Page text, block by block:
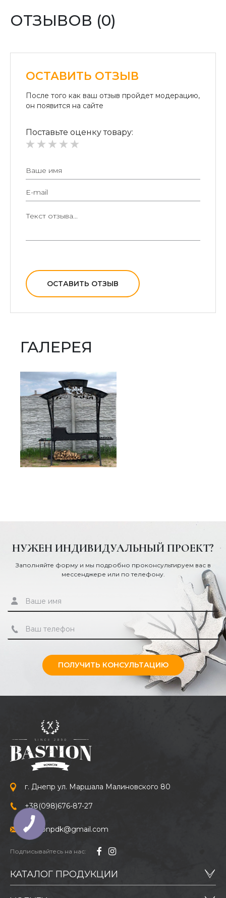
долговечностью;
экологичностью;
многофункциональностью.
хранить дрова, а значит подкидывать их время от
времени при необходимости, а не тратить время,
«Райффайзен Банк Аваль»
Безналичный расчет для юридических лиц:
ОТЗЫВОВ (0)
ОСТАВИТЬ ОТЗЫВ
После того как ваш отзыв пройдет модерацию,
он появится на сайте
Поставьте оценку товару:
ОСТАВИТЬ ОТЗЫВ
ГАЛЕРЕЯ
НУЖЕН ИНДИВИДУАЛЬНЫЙ ПРОЕКТ?
Заполняйте форму и мы подробно проконсультируем вас в
мессенджере или по телефону.
ПОЛУЧИТЬ КОНСУЛЬТАЦИЮ
г. Днепр ул. Маршала Малиновского 80
+38(098)676-87-27
bastionpdk@gmail.com
Подписывайтесь на нас:
КАТАЛОГ ПРОДУКЦИИ